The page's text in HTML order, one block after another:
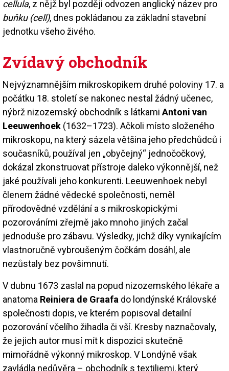
cellula, z nějž byl později odvozen anglický název pro
buňku (cell), dnes pokládanou za základní stavební
jednotku všeho živého.
Zvídavý obchodník
Nejvýznamnějším mikroskopikem druhé poloviny 17. a
počátku 18. století se nakonec nestal žádný učenec,
nýbrž nizozemský obchodník s látkami Antoni van
Leeuwenhoek (1632–1723). Ačkoli místo složeného
mikroskopu, na který sázela většina jeho předchůdců i
současníků, používal jen „obyčejný“ jednočočkový,
dokázal zkonstruovat přístroje daleko výkonnější, než
jaké používali jeho konkurenti. Leeuwenhoek nebyl
členem žádné vědecké společnosti, neměl
přírodovědné vzdělání a s mikroskopickými
pozorováními zřejmě jako mnoho jiných začal
jednoduše pro zábavu. Výsledky, jichž díky vynikajícím
vlastnoručně vybroušeným čočkám dosáhl, ale
nezůstaly bez povšimnutí.
V dubnu 1673 zaslal na popud nizozemského lékaře a
anatoma Reiniera de Graafa do londýnské Královské
společnosti dopis, ve kterém popisoval detailní
pozorování včelího žihadla či vší. Kresby naznačovaly,
že jejich autor musí mít k dispozici skutečně
mimořádně výkonný mikroskop. V Londýně však
zavládla nedůvěra – obchodník s textiliemi, který